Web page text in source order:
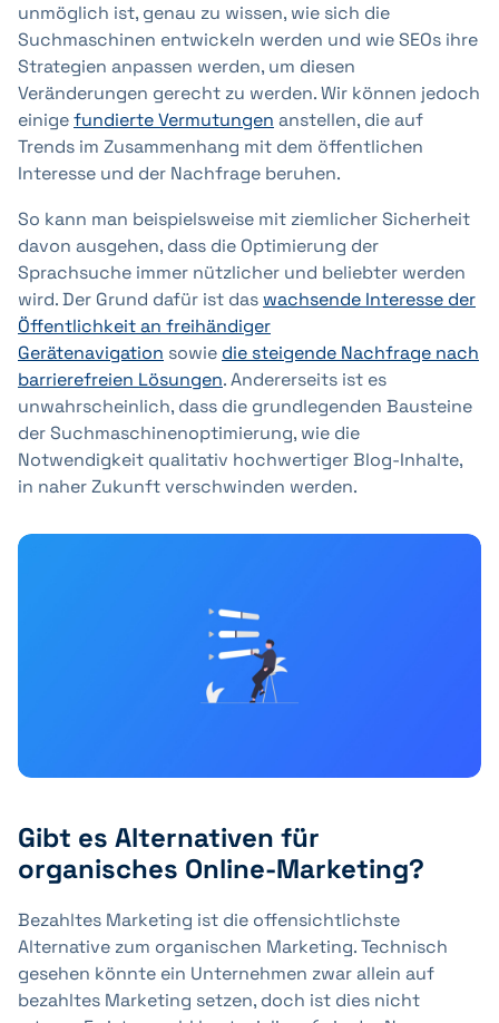
unmöglich ist, genau zu wissen, wie sich die
Suchmaschinen entwickeln werden und wie SEOs ihre
Strategien anpassen werden, um diesen
Veränderungen gerecht zu werden. Wir können jedoch
einigefundierte Vermutungen anstellen, die auf
Trends im Zusammenhang mit dem öffentlichen
Interesse und der Nachfrage beruhen.
So kann man beispielsweise mit ziemlicher Sicherheit
davon ausgehen, dass die Optimierung der
Sprachsuche immer nützlicher und beliebter werden
wird. Der Grund dafür ist das wachsende Interesse der
Öffentlichkeit an freihändiger
Gerätenavigation sowie die steigende Nachfrage nach
barrierefreien Lösungen. Andererseits ist es
unwahrscheinlich, dass die grundlegenden Bausteine
der Suchmaschinenoptimierung, wie die
Notwendigkeit qualitativ hochwertiger Blog-Inhalte,
in naher Zukunft verschwinden werden.
Gibt es Alternativen für
organisches Online-Marketing?
Bezahltes Marketing ist die offensichtlichste
Alternative zum organischen Marketing. Technisch
gesehen könnte ein Unternehmen zwar allein auf
bezahltes Marketing setzen, doch ist dies nicht